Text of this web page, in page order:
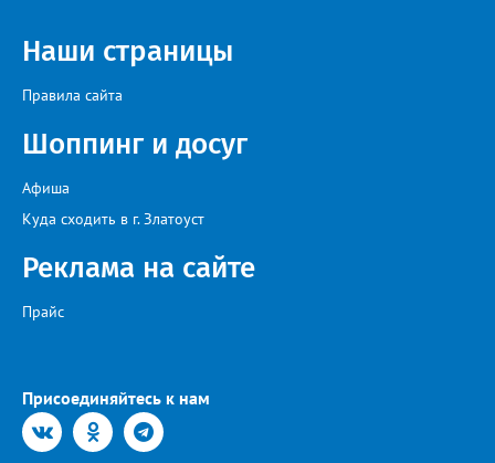
Наши страницы
Правила сайта
Шоппинг и досуг
Афиша
Куда сходить в г. Златоуст
Реклама на сайте
Прайс
Присоединяйтесь к нам